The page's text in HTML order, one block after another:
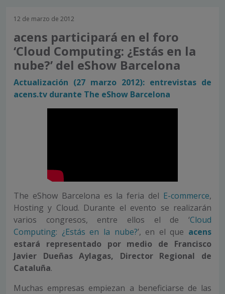
12 de marzo de 2012
acens participará en el foro
‘Cloud Computing: ¿Estás en la
nube?’ del eShow Barcelona
Actualización (27 marzo 2012): entrevistas de
acens.tv durante The eShow Barcelona
The eShow Barcelona es la feria del E-commerce,
Hosting y Cloud. Durante el evento se realizarán
varios congresos, entre ellos el de ‘Cloud
Computing: ¿Estás en la nube?’, en el que acens
estará representado por medio de Francisco
Javier Dueñas Aylagas, Director Regional de
Cataluña.
Muchas empresas empiezan a beneficiarse de las